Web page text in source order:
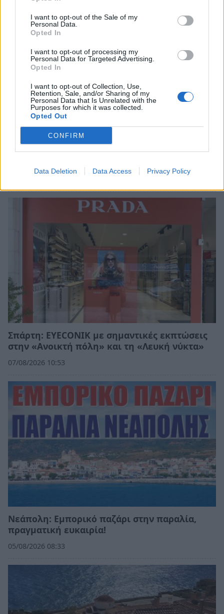
I want to opt-out of the Sale of my
Personal Data.
Opted In
I want to opt-out of processing my
Personal Data for Targeted Advertising.
Opted In
I want to opt-out of Collection, Use,
Retention, Sale, and/or Sharing of my
Personal Data that Is Unrelated with the
Purposes for which it was collected.
Opted Out
CONFIRM
Data Deletion Data Access Privacy Policy
«Τσιμπημένες» οι τιμές των ψαριών – Πόσο
Σπάρτη: EYECONIK με σημαντικές εκπτώσεις
στην «Ανοικτή πόλη» και τη «Λευκή νύκτα»
07/08/2026 10:53
Νεάπολη: Εμπορικό παζάρι στην παραλία,
πραγματική ευκαιρία!
05/08/2026 08:33